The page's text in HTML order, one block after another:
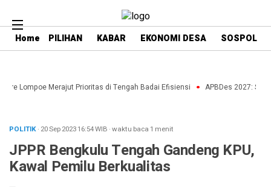
Home PILIHAN KABAR EKONOMI DESA SOSPOL
Lompoe Merajut Prioritas di Tengah Badai Efisiensi APBDes 2027:
POLITIK· 20 Sep 202316:54WIB ·waktu baca 1 menit
JPPR Bengkulu Tengah Gandeng KPU,
Kawal Pemilu Berkualitas